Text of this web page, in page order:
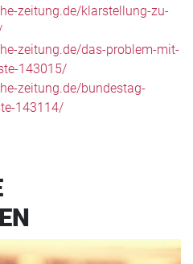
zeitung.de/klarstellung-zu-
zeitung.de/das-problem-mit-
143015/
zeitung.de/bundestag-
143114/